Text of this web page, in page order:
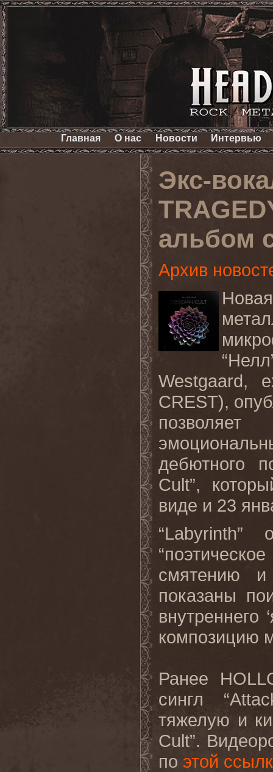
Главная О нас Новости Интервью
Экс-
альбом
Архив
Westgaard,
CREST),
дебютного
Cult”,
виде и 23
“Labyrinth”
смятению и
показаны
внутреннего
композицию
Ранее
сингл
тяжелую и
Cult”.
по этой